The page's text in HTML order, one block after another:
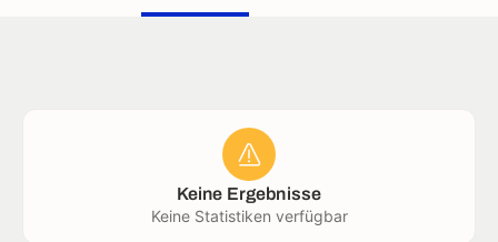
Keine Ergebnisse
Keine Statistiken verfügbar